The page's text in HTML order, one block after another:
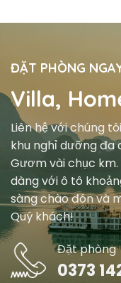
ĐẶT PHÒNG
Villa,
Liên hệ với chúng
khu nghỉ dưỡng đa
Gươm vài chục
dàng với ô tô
sàng chào đón và
Quý khách!
Đặt phòng
0373